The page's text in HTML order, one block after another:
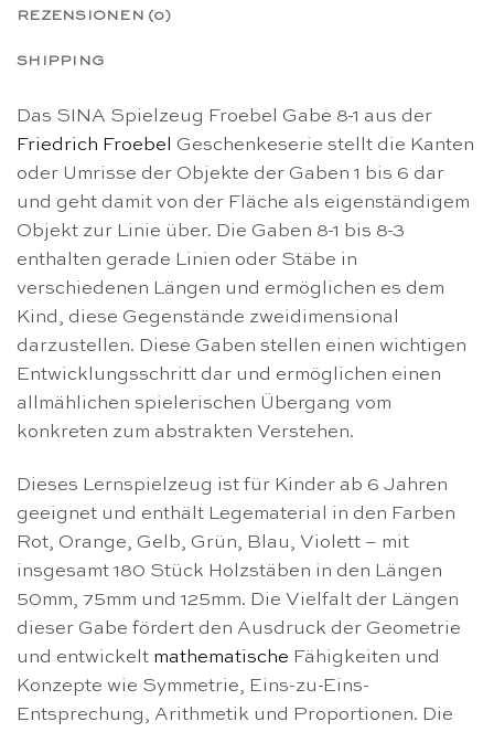
REZENSIONEN (0)
SHIPPING
Das SINA Spielzeug Froebel Gabe 8-1 aus der
Friedrich Froebel
Geschenkeserie stellt die Kanten
oder Umrisse der Objekte der Gaben 1 bis 6 dar
und geht damit von der Fläche als eigenständigem
Objekt zur Linie über. Die Gaben 8-1 bis 8-3
enthalten gerade Linien oder Stäbe in
verschiedenen Längen und ermöglichen es dem
Kind, diese Gegenstände zweidimensional
darzustellen. Diese Gaben stellen einen wichtigen
Entwicklungsschritt dar und ermöglichen einen
allmählichen spielerischen Übergang vom
konkreten zum abstrakten Verstehen.
Dieses Lernspielzeug ist für Kinder ab 6 Jahren
geeignet und enthält Legematerial in den Farben
Rot, Orange, Gelb, Grün, Blau, Violett – mit
insgesamt 180 Stück Holzstäben in den Längen
50mm, 75mm und 125mm. Die Vielfalt der Längen
dieser Gabe fördert den Ausdruck der Geometrie
und entwickelt mathematische Fähigkeiten und
Konzepte wie Symmetrie, Eins-zu-Eins-
Entsprechung, Arithmetik und Proportionen. Die